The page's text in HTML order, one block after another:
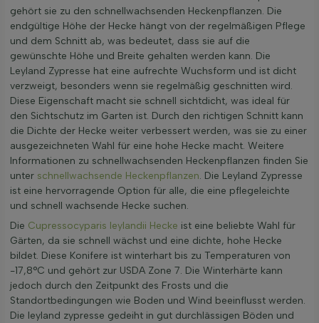
gehört sie zu den schnellwachsenden Heckenpflanzen. Die
endgültige Höhe der Hecke hängt von der regelmäßigen Pflege
und dem Schnitt ab, was bedeutet, dass sie auf die
gewünschte Höhe und Breite gehalten werden kann. Die
Leyland Zypresse hat eine aufrechte Wuchsform und ist dicht
verzweigt, besonders wenn sie regelmäßig geschnitten wird.
Diese Eigenschaft macht sie schnell sichtdicht, was ideal für
den Sichtschutz im Garten ist. Durch den richtigen Schnitt kann
die Dichte der Hecke weiter verbessert werden, was sie zu einer
ausgezeichneten Wahl für eine hohe Hecke macht. Weitere
Informationen zu schnellwachsenden Heckenpflanzen finden Sie
unter schnellwachsende Heckenpflanzen. Die Leyland Zypresse
ist eine hervorragende Option für alle, die eine pflegeleichte
und schnell wachsende Hecke suchen.
Die Cupressocyparis leylandii Hecke ist eine beliebte Wahl für
Gärten, da sie schnell wächst und eine dichte, hohe Hecke
bildet. Diese Konifere ist winterhart bis zu Temperaturen von
-17,8°C und gehört zur USDA Zone 7. Die Winterhärte kann
jedoch durch den Zeitpunkt des Frosts und die
Standortbedingungen wie Boden und Wind beeinflusst werden.
Die leyland zypresse gedeiht in gut durchlässigen Böden und